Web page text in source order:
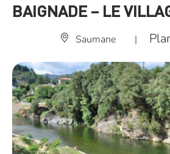
BAIGNADE – LE
Saumane |